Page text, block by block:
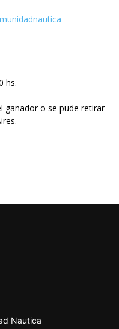
hs.
ganador o se pude retirar